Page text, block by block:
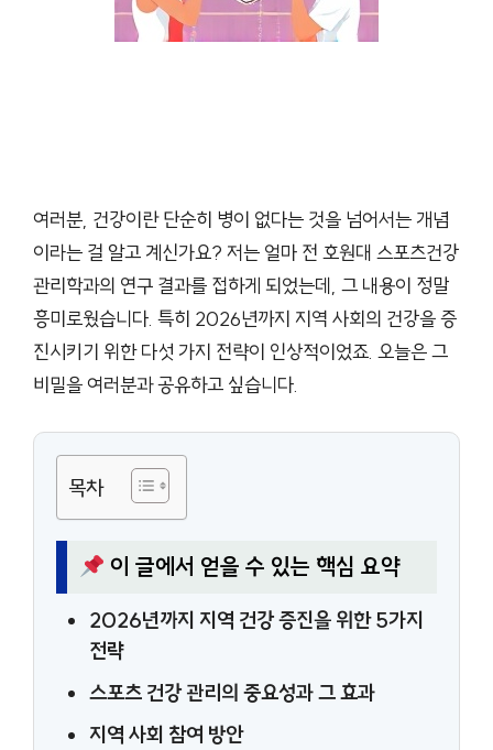
여러분, 건강이란 단순히 병이 없다는 것을 넘어서는 개념
이라는 걸 알고 계신가요? 저는 얼마 전 호원대 스포츠건강
관리학과의 연구 결과를 접하게 되었는데, 그 내용이 정말
흥미로웠습니다. 특히 2026년까지 지역 사회의 건강을 증
진시키기 위한 다섯 가지 전략이 인상적이었죠. 오늘은 그
비밀을 여러분과 공유하고 싶습니다.
목차
이 글에서 얻을 수 있는 핵심 요약
2026년까지 지역 건강 증진을 위한 5가지
전략
스포츠 건강 관리의 중요성과 그 효과
지역 사회 참여 방안